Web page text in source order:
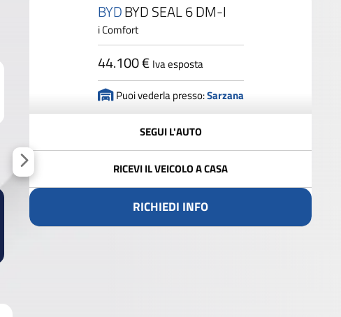
BYDBYD SEAL 6 DM-I
i Comfort
44.100 € Iva esposta
Puoi vederla presso:Sarzana
SEGUI L'AUTO
RICEVI IL VEICOLO A CASA
RICHIEDI INFO